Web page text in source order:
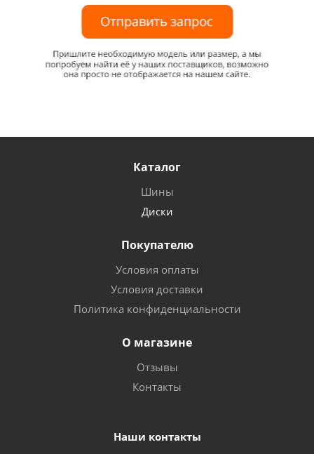
Каталог
Шины
Диски
Покупателю
Условия оплаты
Условия доставки
Политика конфиденциальности
О магазине
Отзывы
Контакты
Наши контакты